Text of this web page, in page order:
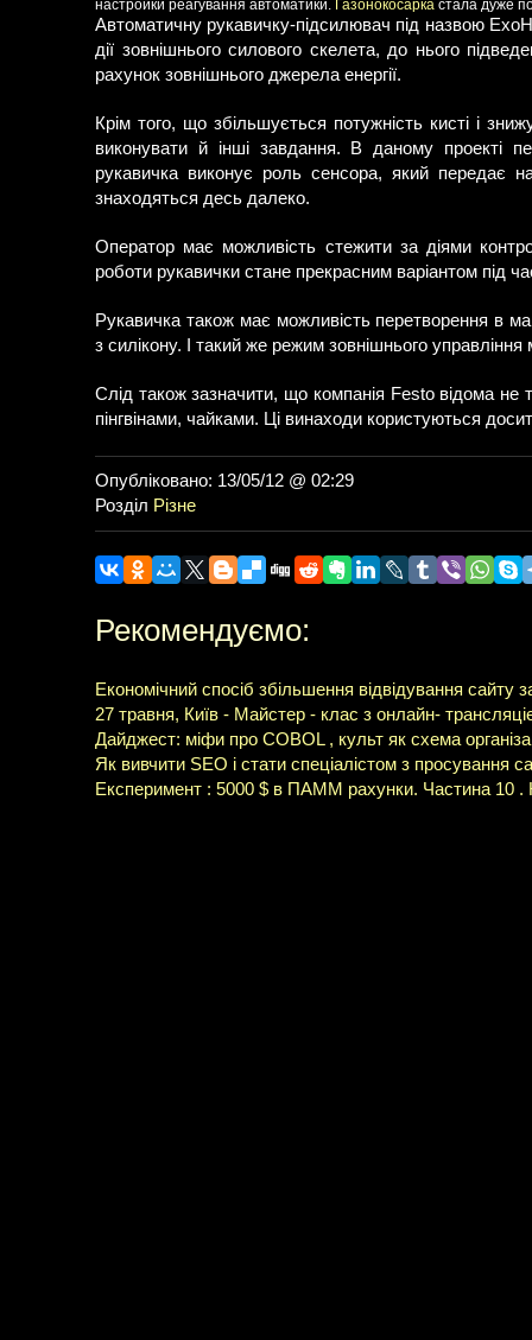
настройки реагування автоматики. Газонокосарка стала дуже
Автоматичну рукавичку-підсилювач під назвою
дії зовнішнього силового скелета, до нього
рахунок зовнішнього джерела енергії.
Крім того, що збільшується потужність кисті і
виконувати й інші завдання. В даному проекті
рукавичка виконує роль сенсора, який передає
знаходяться десь далеко.
Оператор має можливість стежити за діями
роботи рукавички стане прекрасним варіантом під
Рукавичка також має можливість перетворення в
з силікону. І такий же режим зовнішнього
Слід також зазначити, що компанія Festo відома не
пінгвінами, чайками. Ці винаходи користуються
Опубліковано: 13/05/12 @ 02:29
Розділ Різне
Рекомендуємо:
Економічний спосіб збільшення відвідування
27 травня, Київ - Майстер - клас з онлайн-
Дайджест: міфи про COBOL , культ як схема
Як вивчити SEO і стати спеціалістом з просування
Експеримент : 5000 $ в ПАММ рахунки. Частина 10 .